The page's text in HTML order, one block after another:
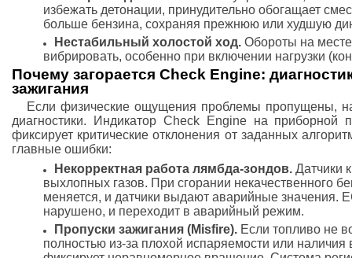
избежать детонации, принудительно обогащает
больше бензина, сохраняя прежнюю или худшую
Нестабильный холостой ход. Обороты на
вибрировать, особенно при включении нагрузки
Почему загорается Check Engine:
зажигания
Если физические ощущения проблемы пропущены,
диагностики. Индикатор Check Engine на приборной
фиксирует критические отклонения от заданных
главные ошибки:
Некорректная работа лямбда-зондов. Датчики
выхлопных газов. При сгорании некачественного
меняется, и датчики выдают аварийные значения.
нарушено, и переходит в аварийный режим.
Пропуски зажигания (Misfire). Если топливо не
полностью из-за плохой испаряемости или